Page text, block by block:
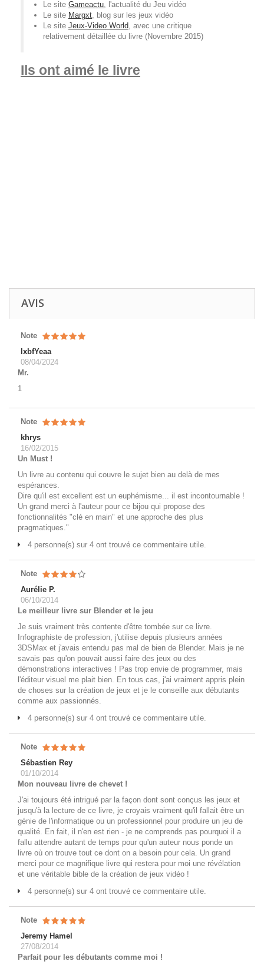
Le site Gameactu, l'actualité du Jeu vidéo
Le site Margxt, blog sur les jeux vidéo
Le site Jeux-Video World, avec une critique
relativement détaillée du livre (Novembre 2015)
Ils ont aimé le livre
AVIS
Note
lxbfYeaa
08/04/2024
Mr.
1
Note
khrys
16/02/2015
Un Must !
Un livre au contenu qui couvre le sujet bien au delà de mes
espérances.
Dire qu'il est excellent est un euphémisme... il est incontournable !
Un grand merci à l'auteur pour ce bijou qui propose des
fonctionnalités "clé en main" et une approche des plus
pragmatiques."
4 personne(s) sur 4 ont trouvé ce commentaire utile.
Note
Aurélie P.
06/10/2014
Le meilleur livre sur Blender et le jeu
Je suis vraiment très contente d'être tombée sur ce livre.
Infographiste de profession, j'utilise depuis plusieurs années
3DSMax et j'avais entendu pas mal de bien de Blender. Mais je ne
savais pas qu'on pouvait aussi faire des jeux ou des
démonstrations interactives ! Pas trop envie de programmer, mais
l'éditeur visuel me plait bien. En tous cas, j'ai vraiment appris plein
de choses sur la création de jeux et je le conseille aux débutants
comme aux passionnés.
4 personne(s) sur 4 ont trouvé ce commentaire utile.
Note
Sébastien Rey
01/10/2014
Mon nouveau livre de chevet !
J'ai toujours été intrigué par la façon dont sont conçus les jeux et
jusqu'à la lecture de ce livre, je croyais vraiment qu'il fallait être un
génie de l'informatique ou un professionnel pour produire un jeu de
qualité. En fait, il n'en est rien - je ne comprends pas pourquoi il a
fallu attendre autant de temps pour qu'un auteur nous ponde un
livre où on trouve tout ce dont on a besoin pour cela. Un grand
merci pour ce magnifique livre qui restera pour moi une révélation
et une véritable bible de la création de jeux vidéo !
4 personne(s) sur 4 ont trouvé ce commentaire utile.
Note
Jeremy Hamel
27/08/2014
Parfait pour les débutants comme moi !